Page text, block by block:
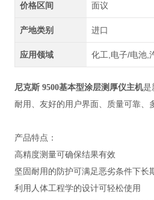
价格区间 面议
产地类别 进口
应用领域 化工,电子/电池,
尼克斯 9500基本型涂层测厚仪主机是
耐用、友好的用户界面、质量可靠、
产品特点：
高精度测量可确保结果有效
坚固耐用的防护可满足恶劣条件下长
利用人体工程学的设计可轻松使用